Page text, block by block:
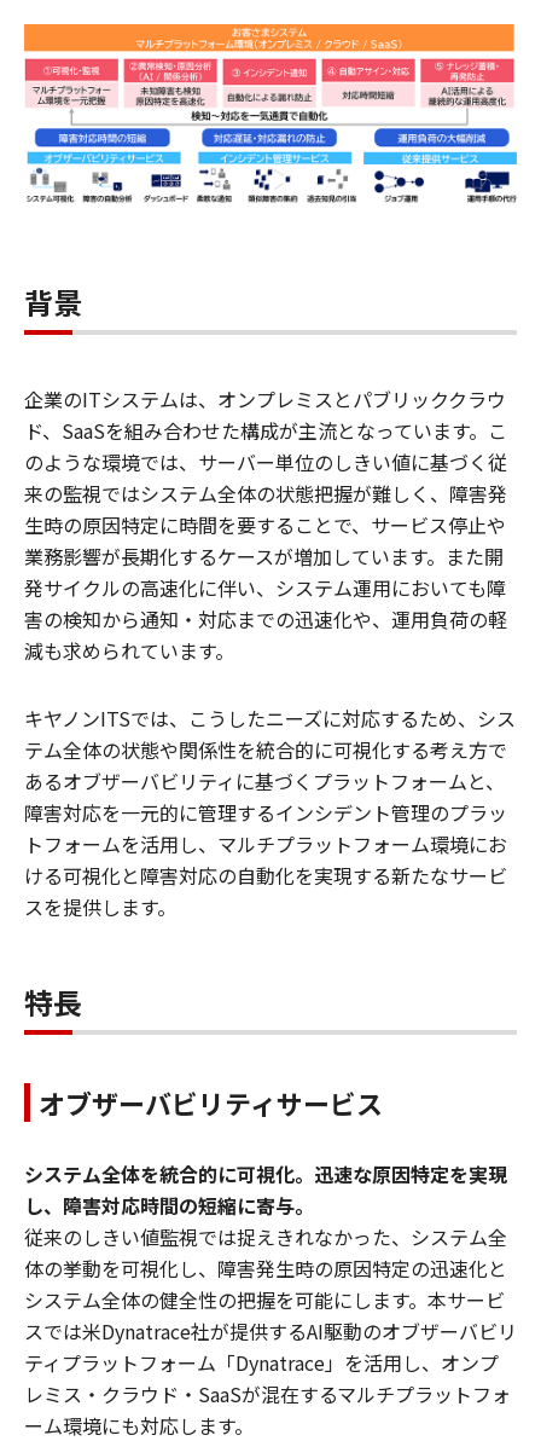
背景
企業のITシステムは、オンプレミスとパブリッククラウ
ド、SaaSを組み合わせた構成が主流となっています。こ
のような環境では、サーバー単位のしきい値に基づく従
来の監視ではシステム全体の状態把握が難しく、障害発
生時の原因特定に時間を要することで、サービス停止や
業務影響が長期化するケースが増加しています。また開
発サイクルの高速化に伴い、システム運用においても障
害の検知から通知・対応までの迅速化や、運用負荷の軽
減も求められています。
キヤノンITSでは、こうしたニーズに対応するため、シス
テム全体の状態や関係性を統合的に可視化する考え方で
あるオブザーバビリティに基づくプラットフォームと、
障害対応を一元的に管理するインシデント管理のプラッ
トフォームを活用し、マルチプラットフォーム環境にお
ける可視化と障害対応の自動化を実現する新たなサービ
スを提供します。
特長
オブザーバビリティサービス
システム全体を統合的に可視化。迅速な原因特定を実現
し、障害対応時間の短縮に寄与。
従来のしきい値監視では捉えきれなかった、システム全
体の挙動を可視化し、障害発生時の原因特定の迅速化と
システム全体の健全性の把握を可能にします。本サービ
スでは米Dynatrace社が提供するAI駆動のオブザーバビリ
ティプラットフォーム「Dynatrace」を活用し、オンプ
レミス・クラウド・SaaSが混在するマルチプラットフォ
ーム環境にも対応します。